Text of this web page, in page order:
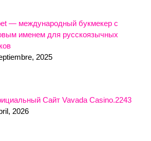
— международный букмекер с
именем для русскоязычных
2025
Сайт Vavada Casino.2243
2026